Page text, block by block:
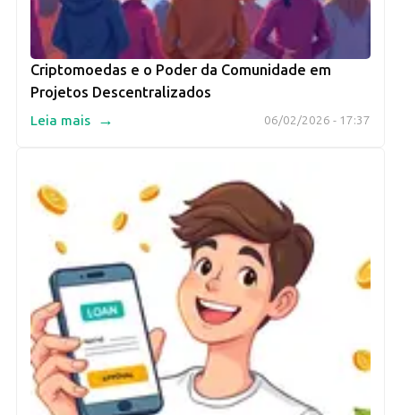
Criptomoedas e o Poder da Comunidade em
Projetos Descentralizados
06/02/2026 - 17:37
Leia mais →